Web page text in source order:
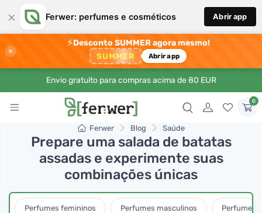
× Ferwer: perfumes e cosméticos Abrir app
×
⚡Desconto SUMMER agora mesmo!
SUMMER Abrir app
Envio gratuito para compras acima de 80 EUR
0
Ferwer Blog Saúde
Prepare uma salada de batatas
assadas e experimente suas
combinações únicas
Perfumes femininos Perfumes masculinos Perfumes